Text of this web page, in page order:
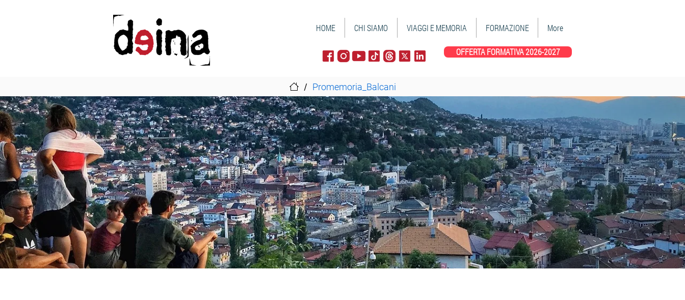
HOME CHI SIAMO VIAGGI E MEMORIA FORMAZIONE More
OFFERTA FORMATIVA 2026-2027
/ Promemoria_Balcani